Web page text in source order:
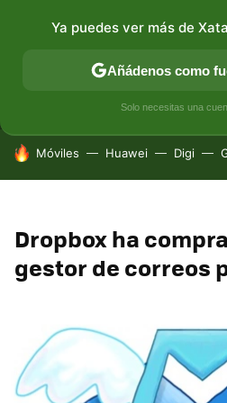
MÓVIL Y
HOY SE HABLA DE
Móviles Huawei Digi
Dropbox ha
gestor de correos
Ya puedes ver más de
Añádenos como
Solo necesitas una